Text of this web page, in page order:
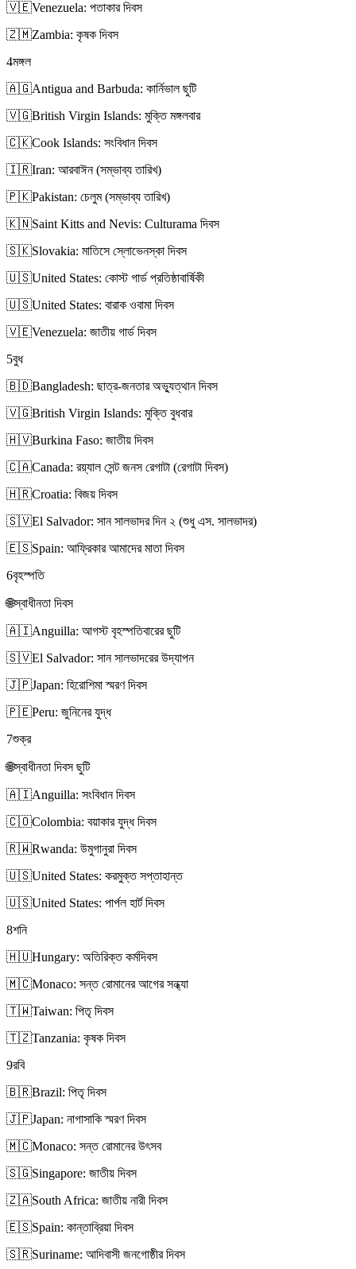
🇻🇪Venezuela: পতাকার দিবস
🇿🇲Zambia: কৃষক দিবস
4মঙ্গল
🇦🇬Antigua and Barbuda: কার্নিভাল ছুটি
🇻🇬British Virgin Islands: মুক্তি মঙ্গলবার
🇨🇰Cook Islands: সংবিধান দিবস
🇮🇷Iran: আরবাঈন (সম্ভাব্য তারিখ)
🇵🇰Pakistan: চেলুম (সম্ভাব্য তারিখ)
🇰🇳Saint Kitts and Nevis: Culturama দিবস
🇸🇰Slovakia: মাতিসে স্লোভেনস্কা দিবস
🇺🇸United States: কোস্ট গার্ড প্রতিষ্ঠাবার্ষিকী
🇺🇸United States: বারাক ওবামা দিবস
🇻🇪Venezuela: জাতীয় গার্ড দিবস
5বুধ
🇧🇩Bangladesh: ছাত্র-জনতার অভ্যুত্থান দিবস
🇻🇬British Virgin Islands: মুক্তি বুধবার
🇭🇻Burkina Faso: জাতীয় দিবস
🇨🇦Canada: রয়্যাল সেন্ট জনস রেগাটা (রেগাটা দিবস)
🇭🇷Croatia: বিজয় দিবস
🇸🇻El Salvador: সান সালভাদর দিন ২ (শুধু এস. সালভাদর)
🇪🇸Spain: আফ্রিকার আমাদের মাতা দিবস
6বৃহস্পতি
🌐স্বাধীনতা দিবস
🇦🇮Anguilla: আগস্ট বৃহস্পতিবারের ছুটি
🇸🇻El Salvador: সান সালভাদরের উদ্‌যাপন
🇯🇵Japan: হিরোশিমা স্মরণ দিবস
🇵🇪Peru: জুনিনের যুদ্ধ
7শুক্র
🌐স্বাধীনতা দিবস ছুটি
🇦🇮Anguilla: সংবিধান দিবস
🇨🇴Colombia: বয়াকার যুদ্ধ দিবস
🇷🇼Rwanda: উমুগানুরা দিবস
🇺🇸United States: করমুক্ত সপ্তাহান্ত
🇺🇸United States: পার্পল হার্ট দিবস
8শনি
🇭🇺Hungary: অতিরিক্ত কর্মদিবস
🇲🇨Monaco: সন্ত রোমানের আগের সন্ধ্যা
🇹🇼Taiwan: পিতৃ দিবস
🇹🇿Tanzania: কৃষক দিবস
9রবি
🇧🇷Brazil: পিতৃ দিবস
🇯🇵Japan: নাগাসাকি স্মরণ দিবস
🇲🇨Monaco: সন্ত রোমানের উৎসব
🇸🇬Singapore: জাতীয় দিবস
🇿🇦South Africa: জাতীয় নারী দিবস
🇪🇸Spain: কান্তাব্রিয়া দিবস
🇸🇷Suriname: আদিবাসী জনগোষ্ঠীর দিবস